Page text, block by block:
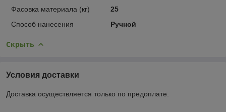
Фасовка материала (кг)
25
Способ нанесения
Ручной
Скрыть
Условия доставки
Доставка осуществляется только по предоплате.